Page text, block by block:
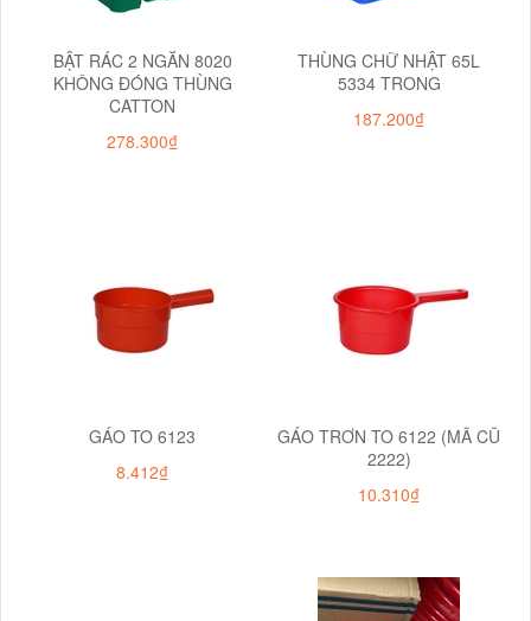
BẬT RÁC 2 NGĂN 8020
KHÔNG ĐÓNG THÙNG
CATTON
278.300₫
THÙNG CHỮ NHẬT 65L
5334 TRONG
187.200₫
GÁO TO 6123
8.412₫
GÁO TRƠN TO 6122 (MÃ CŨ
2222)
10.310₫